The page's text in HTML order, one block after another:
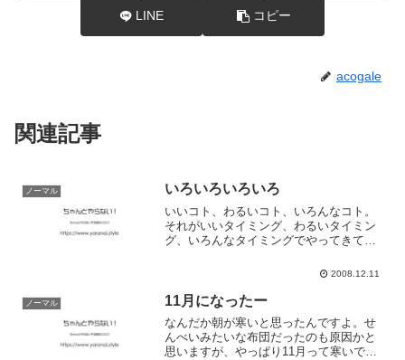
LINE コピー
acogale
関連記事
ノーマル いろいろいろいろ
いいコト、わるいコト、いろんなコト。
それがいいタイミング、わるいタイミン
グ、いろんなタイミングでやってきてあ
ね。誰かに相談して解決するのか、自分
うとしているけど、そんな矛...
2008.12.11
ノーマル 11月になったー
なんだか朝が寒いと思ったんですよ。せ
んべいみたいな布団だったのも原因かと
思いますが、やっぱり11月って寒いです